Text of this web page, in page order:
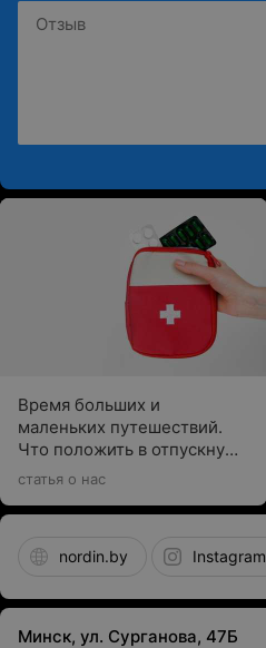
Время больших и
маленьких путешествий.
Что положить в отпускную
аптечку, рассказывает врач
статья о нас
nordin.by Instagram
Минск, ул. Сурганова, 47Б